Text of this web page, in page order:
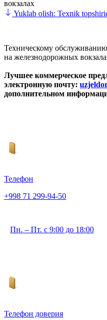
вокзалах
Yuklab olish: Texnik
Техническому
на железнодорожных
Лучшее коммерческое
электронную почту:
дополнительном
Телефон
+998 71 299-94-50
Пн. – Пт. с 9:00 до 18:00
Телефон доверия